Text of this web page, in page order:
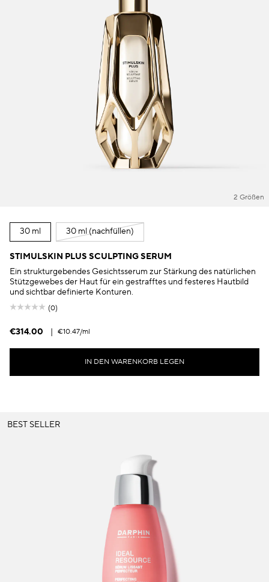
2 Größen
30 ml 30 ml (nachfüllen)
STIMULSKIN PLUS SCULPTING SERUM
Ein strukturgebendes Gesichtsserum zur Stärkung des natürlichen
Stützgewebes der Haut für ein gestrafftes und festeres Hautbild
und sichtbar definierte Konturen.
(0)
€314.00 | €10.47/ml
IN DEN WARENKORB LEGEN
BEST SELLER